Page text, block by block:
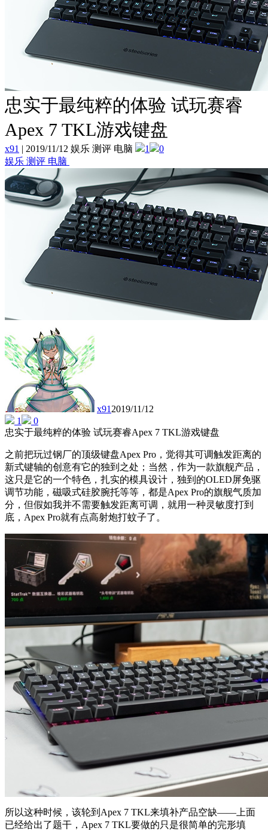
忠实于最纯粹的体验 试玩赛睿
Apex 7 TKL游戏键盘
x91 | 2019/11/12 娱乐 测评 电脑 1
0
娱乐 测评 电脑
x912019/11/12
1
0
忠实于最纯粹的体验 试玩赛睿Apex 7 TKL游戏键盘
之前把玩过钢厂的顶级键盘Apex Pro，觉得其可调触发距离的
新式键轴的创意有它的独到之处；当然，作为一款旗舰产品，
这只是它的一个特色，扎实的模具设计，独到的OLED屏免驱
调节功能，磁吸式硅胶腕托等等，都是Apex Pro的旗舰气质加
分，但假如我并不需要触发距离可调，就用一种灵敏度打到
底，Apex Pro就有点高射炮打蚊子了。
所以这种时候，该轮到Apex 7 TKL来填补产品空缺——上面
已经给出了题干，Apex 7 TKL要做的只是很简单的完形填